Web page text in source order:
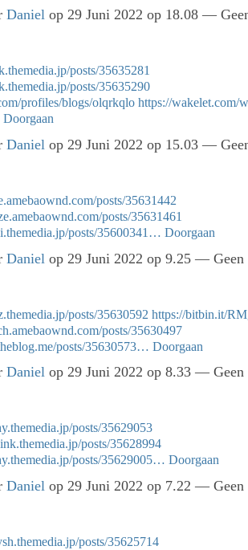
Daniel op 29 Juni 2022 op 18.08 —
posts/35635281
posts/35635290
profiles/blogs/olqrkqlo https://wakelet.com/
Doorgaan
Daniel op 29 Juni 2022 op 15.03 —
posts/35631442
posts/35631461
posts/35600341… Doorgaan
Daniel op 29 Juni 2022 op 9.25 — Geen
posts/35630592 https://bitbin.it/
posts/35630497
posts/35630573… Doorgaan
Daniel op 29 Juni 2022 op 8.33 — Geen
posts/35629053
posts/35628994
posts/35629005… Doorgaan
Daniel op 29 Juni 2022 op 7.22 — Geen
posts/35625714